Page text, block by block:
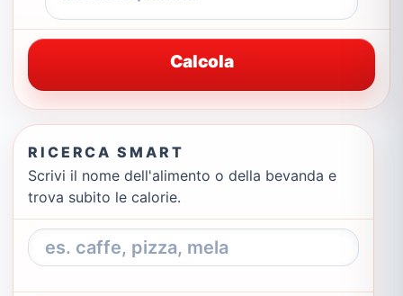
Calcola
RICERCA SMART
Scrivi il nome dell'alimento o della bevanda e
trova subito le calorie.